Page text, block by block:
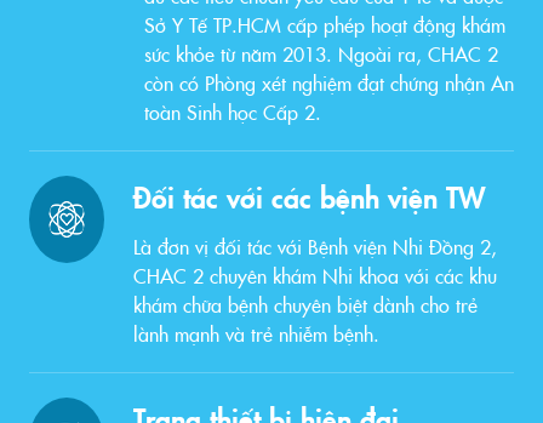
Sở Y Tế TP.HCM cấp phép hoạt động khám
sức khỏe từ năm 2013. Ngoài ra, CHAC 2
còn có Phòng xét nghiệm đạt chứng nhận An
toàn Sinh học Cấp 2.
Đối tác với các bệnh viện TW
Là đơn vị đối tác với Bệnh viện Nhi Đồng 2,
CHAC 2 chuyên khám Nhi khoa với các khu
khám chữa bệnh chuyên biệt dành cho trẻ
lành mạnh và trẻ nhiễm bệnh.